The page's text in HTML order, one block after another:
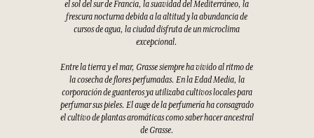
el sol del sur de Francia, la suavidad del Mediterráneo, la
frescura nocturna debida a la altitud y la abundancia de
cursos de agua, la ciudad disfruta de un microclima
excepcional.
Entre la tierra y el mar, Grasse siempre ha vivido al ritmo de
la cosecha de flores perfumadas. En la Edad Media, la
corporación de guanteros ya utilizaba cultivos locales para
perfumar sus pieles. El auge de la perfumería ha consagrado
el cultivo de plantas aromáticas como saber hacer ancestral
de Grasse.